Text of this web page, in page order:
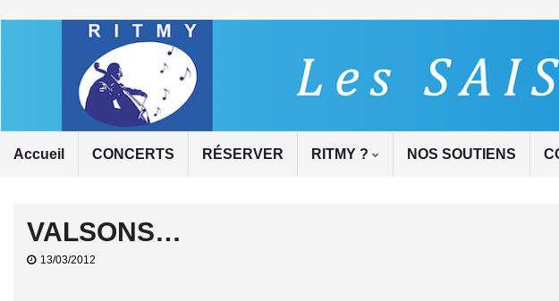
Accueil CONCERTS RÉSERVER RITMY ? NOS SOUTIENS
VALSONS…
13/03/2012